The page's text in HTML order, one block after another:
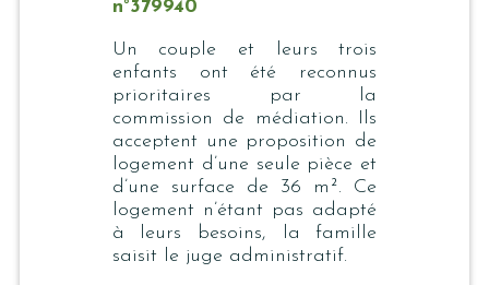
n°379940
Un couple et leurs trois
enfants ont été reconnus
prioritaires par la
commission de médiation. Ils
acceptent une proposition de
logement d’une seule pièce et
d’une surface de 36 m². Ce
logement n’étant pas adapté
à leurs besoins, la famille
saisit le juge administratif.